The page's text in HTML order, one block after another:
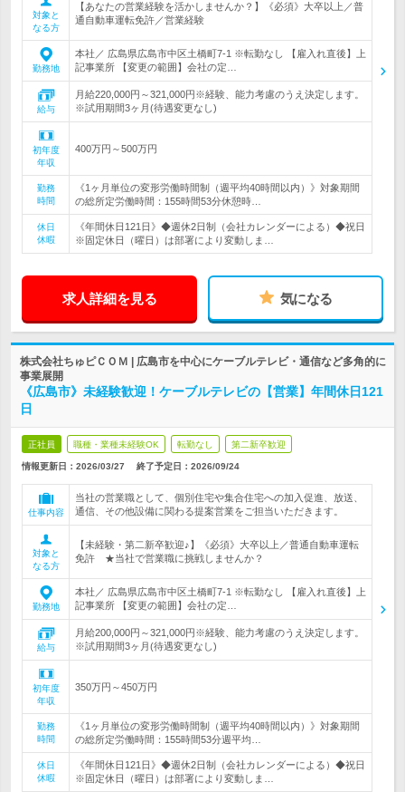
対象と
なる方
【あなたの営業経験を活かしませんか？】《必須》大卒以上／普
通自動車運転免許／営業経験
勤務地
本社／ 広島県広島市中区土橋町7-1 ※転勤なし 【雇入れ直後】上
記事業所 【変更の範囲】会社の定…
給与
月給220,000円～321,000円※経験、能力考慮のうえ決定します。
※試用期間3ヶ月(待遇変更なし)
初年度
年収
400万円～500万円
勤務
時間
《1ヶ月単位の変形労働時間制（週平均40時間以内）》対象期間
の総所定労働時間：155時間53分休憩時…
休日
休暇
《年間休日121日》◆週休2日制（会社カレンダーによる）◆祝日
※固定休日（曜日）は部署により変動しま…
求人詳細を見る 気になる
株式会社ちゅピＣＯＭ | 広島市を中心にケーブルテレビ・通信など多角的に
事業展開
《広島市》未経験歓迎！ケーブルテレビの【営業】年間休日121
日
正社員 職種・業種未経験OK 転勤なし 第二新卒歓迎
情報更新日：2026/03/27 終了予定日： 2026/09/24
仕事内容
当社の営業職として、個別住宅や集合住宅への加入促進、放送、
通信、その他設備に関わる提案営業をご担当いただきます。
対象と
なる方
【未経験・第二新卒歓迎♪】《必須》大卒以上／普通自動車運転
免許 ★当社で営業職に挑戦しませんか？
勤務地
本社／ 広島県広島市中区土橋町7-1 ※転勤なし 【雇入れ直後】上
記事業所 【変更の範囲】会社の定…
給与
月給200,000円～321,000円※経験、能力考慮のうえ決定します。
※試用期間3ヶ月(待遇変更なし)
初年度
年収
350万円～450万円
勤務
時間
《1ヶ月単位の変形労働時間制（週平均40時間以内）》対象期間
の総所定労働時間：155時間53分週平均…
休日
休暇
《年間休日121日》◆週休2日制（会社カレンダーによる）◆祝日
※固定休日（曜日）は部署により変動しま…